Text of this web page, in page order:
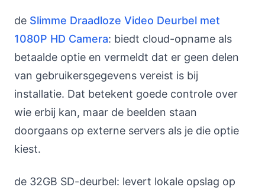
de Slimme Draadloze Video Deurbel met
1080P HD Camera: biedt cloud-opname als
betaalde optie en vermeldt dat er geen delen
van gebruikersgegevens vereist is bij
installatie. Dat betekent goede controle over
wie erbij kan, maar de beelden staan
doorgaans op externe servers als je die optie
kiest.
de 32GB SD-deurbel: levert lokale opslag op